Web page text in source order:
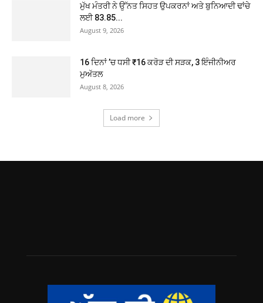
ਮੁੱਖ ਮੰਤਰੀ ਨੇ ਉੱਨਤ ਸਿਹਤ ਉਪਕਰਨਾਂ ਅਤੇ ਬੁਨਿਆਦੀ ਢਾਂਚੇ
ਲਈ 83.85...
August 9, 2026
16 ਦਿਨਾਂ ’ਚ ਧਸੀ ₹16 ਕਰੋੜ ਦੀ ਸੜਕ, 3 ਇੰਜੀਨੀਅਰ
ਮੁਅੱਤਲ
August 8, 2026
Load more